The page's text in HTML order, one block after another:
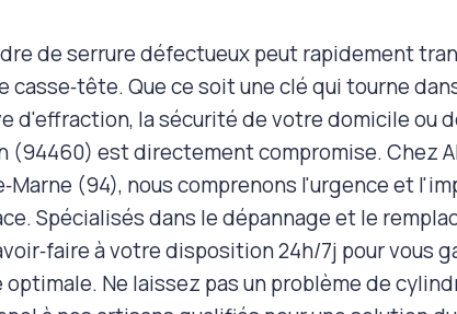
de serrure défectueux peut rapidement
casse‑tête. Que ce soit une clé qui tourne
d'effraction, la sécurité de votre domicile ou
(94460) est directement compromise. Chez
(94), nous comprenons l'urgence et
Spécialisés dans le dépannage et le
à votre disposition 24h/7j pour vous
Ne laissez pas un problème de